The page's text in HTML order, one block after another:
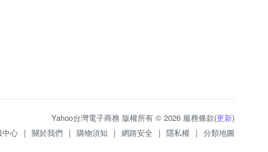
Yahoo台灣電子商務 版權所有 © 2026 服務條款(更新)
中心 | 關於我們 | 購物須知 | 網路安全 | 隱私權 | 分類地圖